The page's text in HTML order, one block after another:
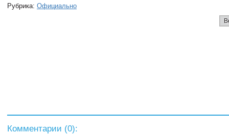
Рубрика: Официально
Комментарии (0):